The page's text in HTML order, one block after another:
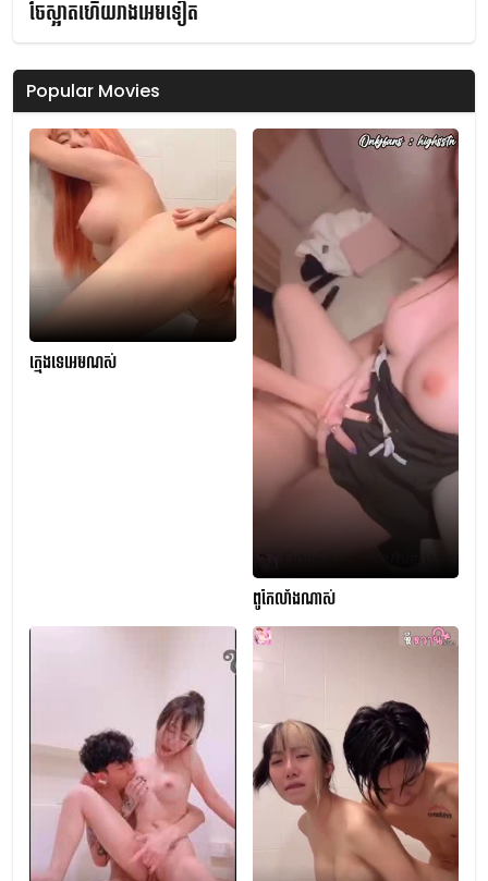
ចែស្អាតហើយរាងអេមទៀត
Popular Movies
ក្មេងទេអេមណស់
ពូកែលាំងណាស់